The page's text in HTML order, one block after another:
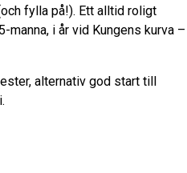
fylla på!). Ett alltid roligt
manna, i år vid Kungens kurva –
alternativ god start till